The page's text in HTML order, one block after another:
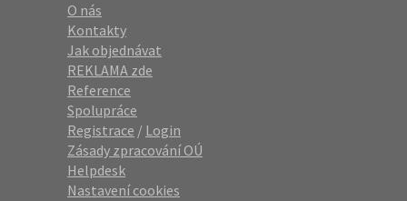
O nás
Kontakty
Jak objednávat
REKLAMA zde
Reference
Spolupráce
Registrace / Login
Zásady zpracování OÚ
Helpdesk
Nastavení cookies